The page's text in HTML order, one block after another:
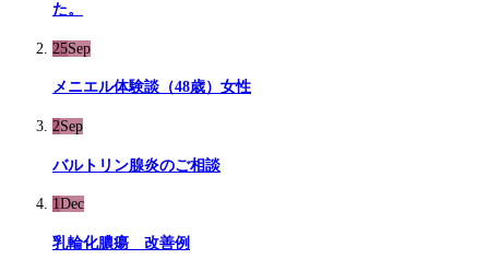
た。
25Sep
メニエル体験談（48歳）女性
2Sep
バルトリン腺炎のご相談
1Dec
乳輪化膿瘍 改善例